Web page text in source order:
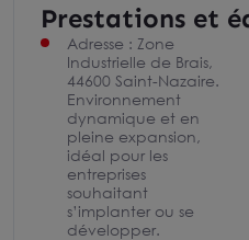
Prestations et
Adresse : Zone
Industrielle de Brais,
44600 Saint-Nazaire.
Environnement
dynamique et en
pleine expansion,
idéal pour les
entreprises
souhaitant
s’implanter ou se
développer.